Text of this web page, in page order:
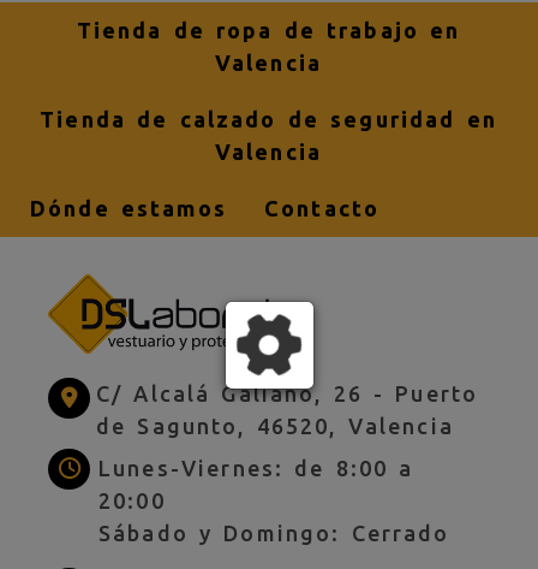
Tienda de ropa de trabajo en
Valencia
Tienda de calzado de seguridad en
Valencia
Dónde estamos Contacto
C/ Alcalá Galiano, 26 - Puerto
de Sagunto, 46520, Valencia
Lunes-Viernes: de 8:00 a
20:00
Sábado y Domingo: Cerrado